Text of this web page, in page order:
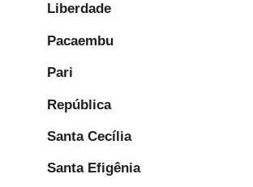
Liberdade
Pacaembu
Pari
República
Santa Cecília
Santa Efigênia